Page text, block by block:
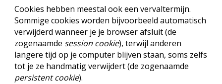
Cookies hebben meestal ook een vervaltermijn.
Sommige cookies worden bijvoorbeeld automatisch
verwijderd wanneer je je browser afsluit (de
zogenaamde session cookie), terwijl anderen
langere tijd op je computer blijven staan, soms zelfs
tot je ze handmatig verwijdert (de zogenaamde
persistent cookie).